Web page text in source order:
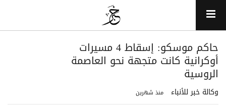
حاكم موسكو: إسقاط 4 مسيرات
أوكرانية كانت متجهة نحو العاصمة
الروسية
وكالة خبر للأنباء منذ شهرين